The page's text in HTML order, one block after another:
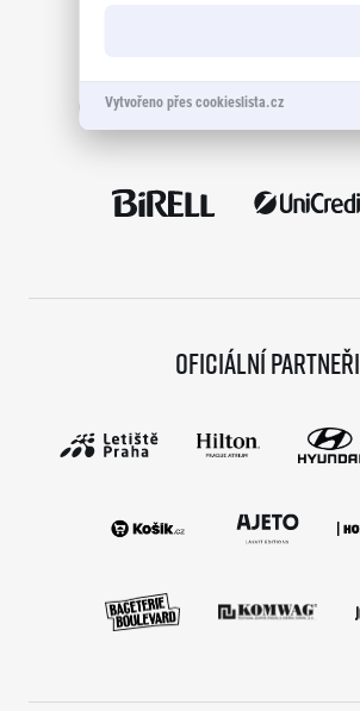
Oficiální partneři
Vytvořeno přes cookieslista.cz